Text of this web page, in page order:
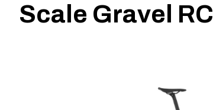
Scale Gravel RC